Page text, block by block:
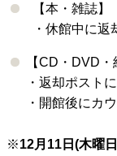
【本・雑誌】
・休館中に
【CD ・ DVD
・返却ポスト
・開館後にカ
※12月 11 日 (木曜日